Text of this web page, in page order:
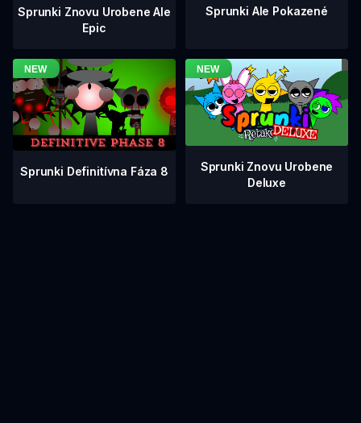
Sprunki Znovu Urobene Ale
Epic
Sprunki Ale Pokazené
Sprunki Definitívna Fáza 8
Sprunki Znovu Urobene
Deluxe